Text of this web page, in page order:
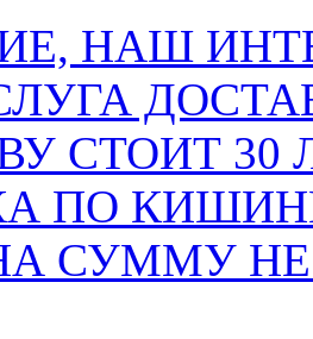
НАШ
СТОИТ 30
ПО
СУММУ НЕ